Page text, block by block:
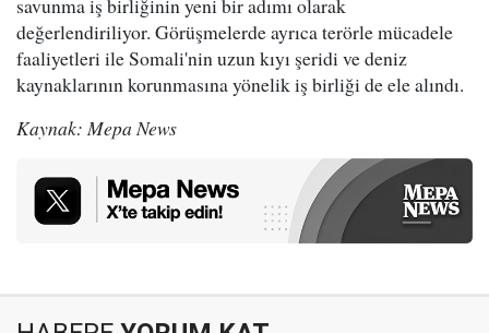
savunma iş birliğinin yeni bir adımı olarak
değerlendiriliyor. Görüşmelerde ayrıca terörle mücadele
faaliyetleri ile Somali'nin uzun kıyı şeridi ve deniz
kaynaklarının korunmasına yönelik iş birliği de ele alındı.
Kaynak: Mepa News